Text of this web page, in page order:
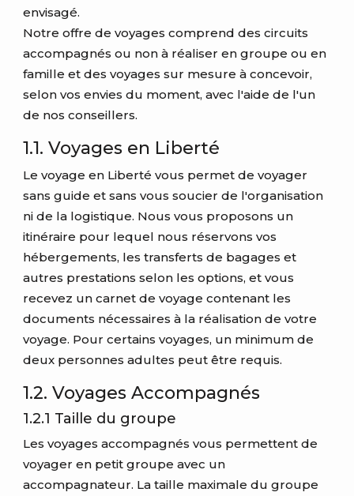
envisagé.
Notre offre de voyages comprend des circuits
accompagnés ou non à réaliser en groupe ou en
famille et des voyages sur mesure à concevoir,
selon vos envies du moment, avec l'aide de l'un
de nos conseillers.
1.1. Voyages en Liberté
Le voyage en Liberté vous permet de voyager
sans guide et sans vous soucier de l'organisation
ni de la logistique. Nous vous proposons un
itinéraire pour lequel nous réservons vos
hébergements, les transferts de bagages et
autres prestations selon les options, et vous
recevez un carnet de voyage contenant les
documents nécessaires à la réalisation de votre
voyage. Pour certains voyages, un minimum de
deux personnes adultes peut être requis.
1.2. Voyages Accompagnés
1.2.1 Taille du groupe
Les voyages accompagnés vous permettent de
voyager en petit groupe avec un
accompagnateur. La taille maximale du groupe